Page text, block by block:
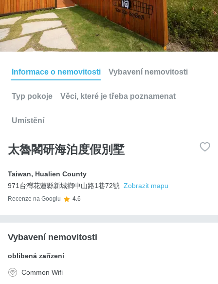
Informace o nemovitosti Vybavení nemovitosti
Typ pokoje Věci, které je třeba poznamenat
Umístění
太魯閣研海泊度假別墅
Taiwan, Hualien County
971台灣花蓮縣新城鄉中山路1巷72號 Zobrazit mapu
Recenze na Googlu 4.6
Vybavení nemovitosti
oblíbená zařízení
Common Wifi